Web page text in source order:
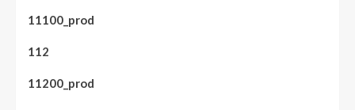
11100_prod
112
11200_prod